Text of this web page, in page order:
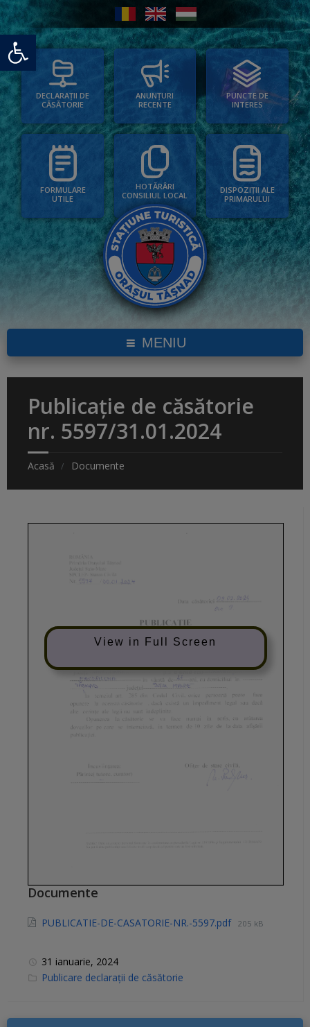
Deschide bara de unelte
DECLARAȚII DE
CĂSĂTORIE
ANUNȚURI
RECENTE
PUNCTE DE
INTERES
FORMULARE
UTILE
HOTĂRÂRI
CONSILIUL LOCAL
DISPOZIȚII ALE
PRIMARULUI
MENIU
Publicație de căsătorie
nr. 5597/31.01.2024
Acasă Documente
View in Full Screen
Documente
PUBLICATIE-DE-CASATORIE-NR.-5597.pdf 205 kB
31 ianuarie, 2024
C
Publicare declarații de căsătorie